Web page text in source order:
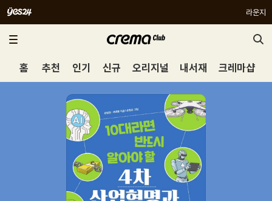
라운지
홈 추천 인기 신규 오리지널 내서재 크레마샵